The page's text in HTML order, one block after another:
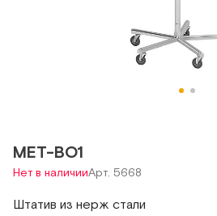
МЕТ-BO1
Нет в наличииАрт. 5668
Штатив из нерж стали